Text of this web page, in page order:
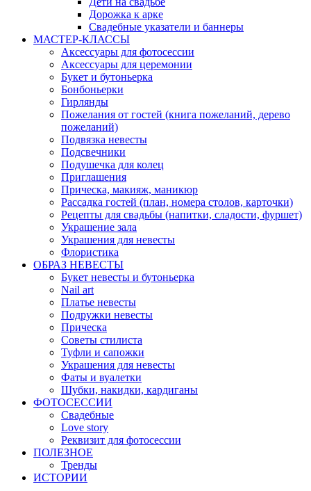
Дорожка к арке
Свадебные указатели и баннеры
МАСТЕР-КЛАССЫ
Аксессуары для фотосессии
Аксессуары для церемонии
Букет и бутоньерка
Бонбоньерки
Гирлянды
Пожелания от гостей (книга пожеланий, дерево
пожеланий)
Подвязка невесты
Подсвечники
Подушечка для колец
Приглашения
Прическа, макияж, маникюр
Рассадка гостей (план, номера столов, карточки)
Рецепты для свадьбы (напитки, сладости, фуршет)
Украшение зала
Украшения для невесты
Флористика
ОБРАЗ НЕВЕСТЫ
Букет невесты и бутоньерка
Nail art
Платье невесты
Подружки невесты
Прическа
Советы стилиста
Туфли и сапожки
Украшения для невесты
Фаты и вуалетки
Шубки, накидки, кардиганы
ФОТОСЕССИИ
Свадебные
Love story
Реквизит для фотосессии
ПОЛЕЗНОЕ
Тренды
ИСТОРИИ